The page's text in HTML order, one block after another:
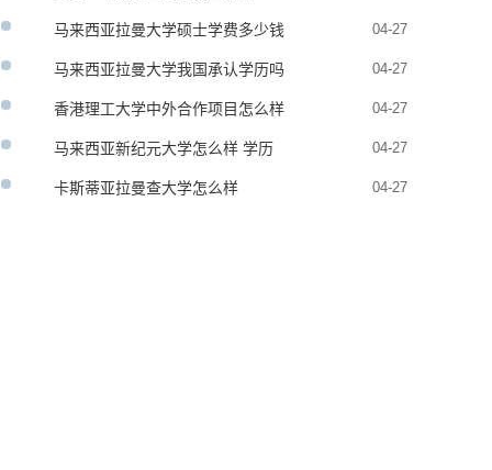
马来西亚拉曼大学硕士学费多少钱 04-27
马来西亚拉曼大学我国承认学历吗 04-27
香港理工大学中外合作项目怎么样 04-27
马来西亚新纪元大学怎么样 学历
承认吗
04-27
卡斯蒂亚拉曼查大学怎么样 04-27